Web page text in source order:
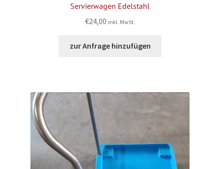
Servierwagen Edelstahl
€24,00 inkl. MwSt.
zur Anfrage hinzufügen